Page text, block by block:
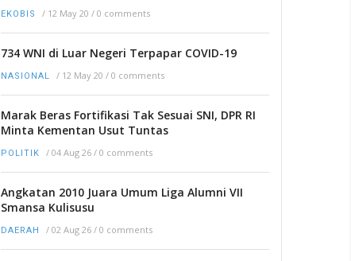
EKOBIS / 12 May 20 / 0 comments
734 WNI di Luar Negeri Terpapar COVID-19
NASIONAL / 12 May 20 / 0 comments
Marak Beras Fortifikasi Tak Sesuai SNI, DPR RI
Minta Kementan Usut Tuntas
POLITIK / 04 Aug 26 / 0 comments
Angkatan 2010 Juara Umum Liga Alumni VII
Smansa Kulisusu
DAERAH / 02 Aug 26 / 0 comments